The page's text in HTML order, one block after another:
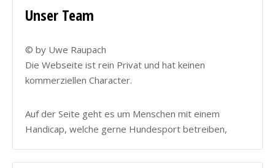
Unser Team
© by Uwe Raupach
Die Webseite ist rein Privat und hat keinen
kommerziellen Character.
Auf der Seite geht es um Menschen mit einem
Handicap, welche gerne Hundesport betreiben,